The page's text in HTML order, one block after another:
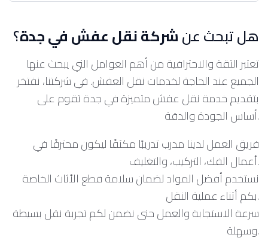
هل تبحث عنشركة نقل عفش في جدة؟
تعتبر الثقة والاحترافية من أهم العوامل التي يبحث عنها
الجميع عند الحاجة لخدمات نقل العفش. في شركتنا، نفتخر
بتقديم خدمة نقل عفش متميزة في جدة تقوم على
أساس الجودة والدقة.
أعمال الفك، التركيب، والتغليف.
نستخدم أفضل المواد لضمان سلامة قطع الأثاث الخاصة
بكم أثناء عملية النقل.
سرعة الاستجابة والعمل حتى نضمن لكم تجربة نقل بسيطة
وسهلة.